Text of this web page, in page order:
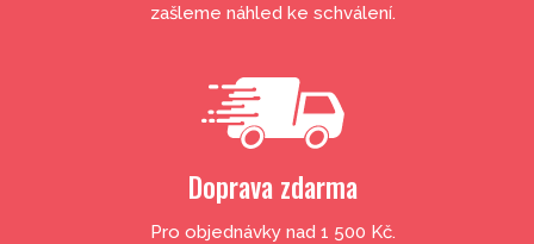
zašleme náhled ke schválení.
Doprava zdarma
Pro objednávky nad 1 500 Kč.